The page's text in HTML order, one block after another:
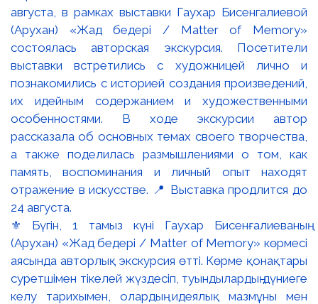
⚜️ Бүгін, 1 тамыз күні Гаухар Бисенғалиеваның
(Арухан) «Жад бедері / Matter of Memory» көрмесі
аясында авторлық экскурсия өтті. Көрме қонақтары
суретшімен тікелей жүздесіп, туындылардың дүниеге
келу тарихымен, олардың идеялық мазмұны мен